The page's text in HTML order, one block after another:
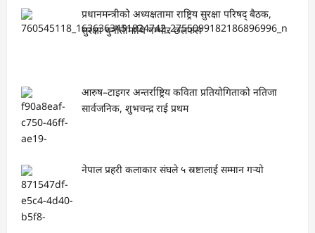
प्रधानमन्त्रीको अध्यक्षतामा राष्ट्रिय सुरक्षा परिषद् बैठक,
सुरक्षा चुनौतीमाथि गम्भीर छलफल
आरुष–टाइगर अन्तर्राष्ट्रिय कविता प्रतियोगिताको नतिजा
सार्वजनिक, शुभचन्द्र राई प्रथम
नेपाल प्रहरी कलाकार संघले ५ स्रष्टालाई सम्मान गर्‍यो